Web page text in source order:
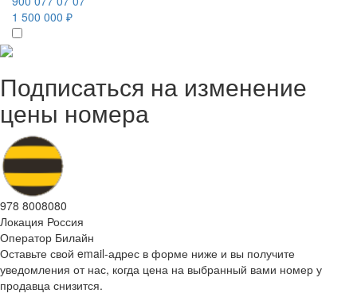
1 500 000 ₽
Подписаться на изменение
цены номера
978 8008080
Локация Россия
Оператор Билайн
Оставьте свой email-адрес в форме ниже и вы получите
уведомления от нас, когда цена на выбранный вами номер у
продавца снизится.